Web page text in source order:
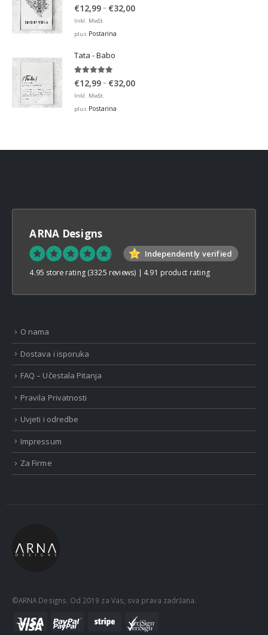
5.00out of 5
€12,99– €32,00Price
Inkl. MwSt.
plus Postarina
Tata - Babo
€12,99– €32,00Price
Inkl. MwSt.
plus Postarina
ARNA Designs
Independently verified
4.95 store rating (3325 reviews) | 4.91 product rating
O nama
Dostava i isporuka
FAQ – Učestala Pitanja
Pravila Privatnosti
Uvjeti i odredbe
Impressum
Za Firme
©ARNA Designs. Od 2019 za Vas, sva prava zadržana.